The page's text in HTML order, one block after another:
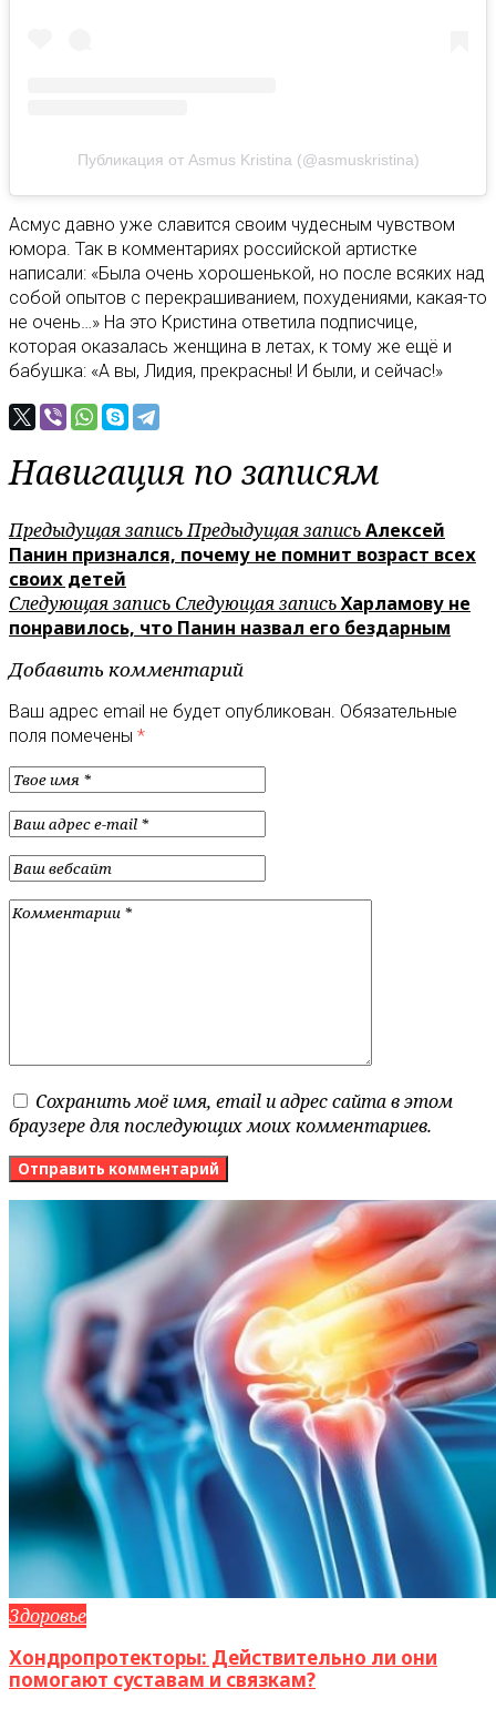
Публикация от Asmus Kristina (@asmuskristina)
Асмус давно уже славится своим чудесным чувством
юмора. Так в комментариях российской артистке
написали: «Была очень хорошенькой, но после всяких над
собой опытов с перекрашиванием, похудениями, какая-то
не очень…» На это Кристина ответила подписчице,
которая оказалась женщина в летах, к тому же ещё и
бабушка: «А вы, Лидия, прекрасны! И были, и сейчас!»
Навигация по записям
Предыдущая записьПредыдущая записьАлексей
Панин признался, почему не помнит возраст всех
своих детей
Следующая запись Следующая записьХарламову не
понравилось, что Панин назвал его бездарным
Добавить комментарий
Ваш адрес email не будет опубликован. Обязательные
поля помечены *
Сохранить моё имя, email и адрес сайта в этом
браузере для последующих моих комментариев.
Здоровье
Хондропротекторы: Действительно ли они
помогают суставам и связкам?